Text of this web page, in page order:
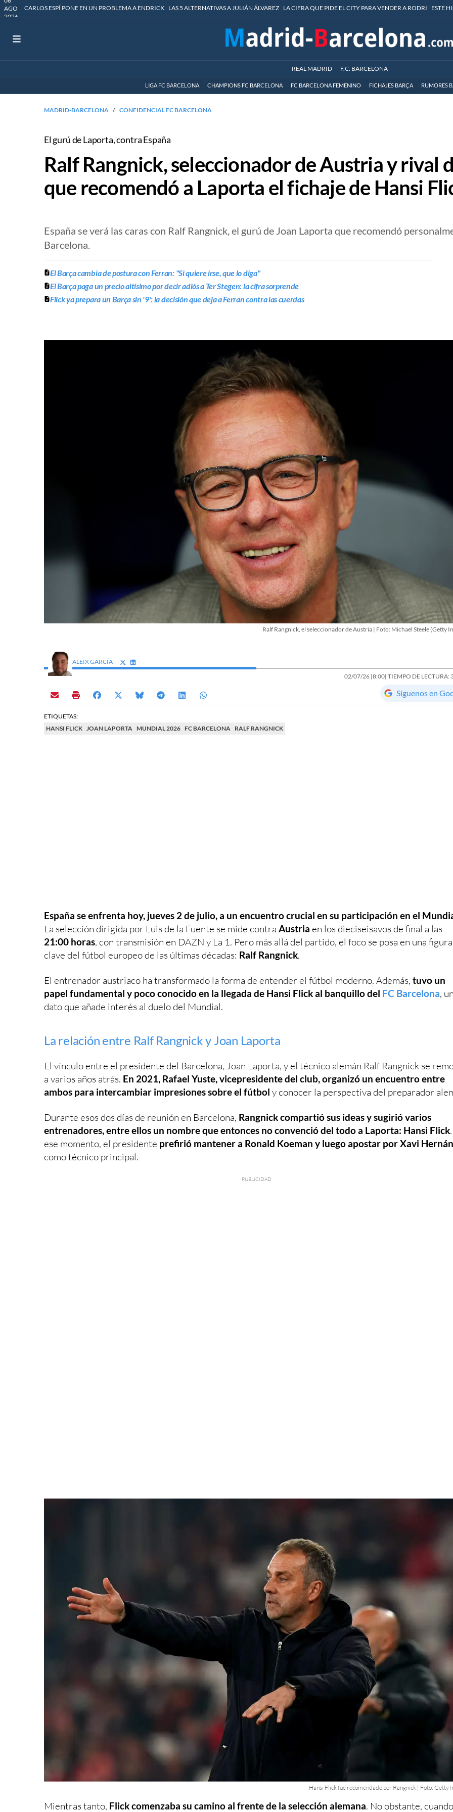
AGO
2026
CARLOS ESPÍ PONE EN UN PROBLEMA A ENDRICK LAS 5 ALTERNATIVAS A JULIÁN ÁLVAREZ LA CIFRA QUE PIDE EL CITY PARA VENDER A RODRI ESTE
REAL MADRID F.C. BARCELONA
LIGA FC BARCELONA CHAMPIONS FC BARCELONA FC BARCELONA FEMENINO FICHAJES BARÇA RUMORES
MADRID-BARCELONA CONFIDENCIAL FC BARCELONA
El gurú de Laporta, contra España
Ralf Rangnick, seleccionador de Austria y rival
que recomendó a Laporta el fichaje de Hansi
España se verá las caras con Ralf Rangnick, el gurú de Joan Laporta que recomendó
Barcelona.
El Barça cambia de postura con Ferran: "Si quiere irse, que lo diga"
El Barça paga un precio altísimo por decir adiós a Ter Stegen: la cifra sorprende
Flick ya prepara un Barça sin '9': la decisión que deja a Ferran contra las cuerdas
Ralf Rangnick, el seleccionador de Austria | Foto: Michael Steele (Getty
ALEIX GARCÍA
02/07/26 |8:00| TIEMPO DE LECTURA:
Síguenos en
ETIQUETAS:
HANSI FLICK JOAN LAPORTA MUNDIAL 2026 FC BARCELONA RALF RANGNICK
España se enfrenta hoy, jueves 2 de julio, a un encuentro crucial en su participación en el
La selección dirigida por Luis de la Fuente se mide contra Austria en los dieciseisavos de final a las
21:00 horas, con transmisión en DAZN y La 1. Pero más allá del partido, el foco se posa en una figura
clave del fútbol europeo de las últimas décadas: Ralf Rangnick.
El entrenador austriaco ha transformado la forma de entender el fútbol moderno. Además, tuvo un
papel fundamental y poco conocido en la llegada de Hansi Flick al banquillo del FC Barcelona,
dato que añade interés al duelo del Mundial.
La relación entre Ralf Rangnick y Joan Laporta
El vínculo entre el presidente del Barcelona, Joan Laporta, y el técnico alemán Ralf Rangnick se
a varios años atrás. En 2021, Rafael Yuste, vicepresidente del club, organizó un encuentro entre
ambos para intercambiar impresiones sobre el fútbol y conocer la perspectiva del preparador
Durante esos dos días de reunión en Barcelona, Rangnick compartió sus ideas y sugirió varios
entrenadores, entre ellos un nombre que entonces no convenció del todo a Laporta: Hansi Flick
ese momento, el presidente prefirió mantener a Ronald Koeman y luego apostar por Xavi
como técnico principal.
Hansi Flick fue recomendado por Rangnick | Foto: Getty
Mientras tanto, Flick comenzaba su camino al frente de la selección alemana. No obstante,